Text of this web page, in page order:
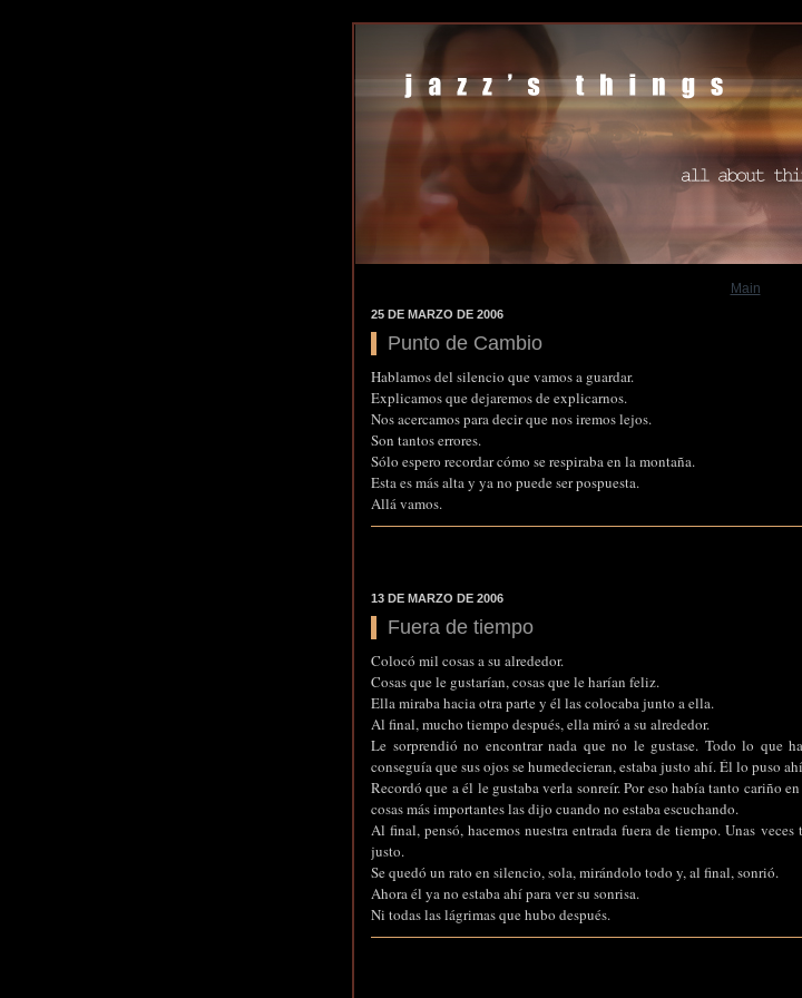
Main
25 DE MARZO DE 2006
Punto de Cambio
Hablamos del silencio que vamos a guardar.
Explicamos que dejaremos de explicarnos.
Nos acercamos para decir que nos iremos lejos.
Son tantos errores.
Sólo espero recordar cómo se respiraba en la montaña.
Esta es más alta y ya no puede ser pospuesta.
Allá vamos.
13 DE MARZO DE 2006
Fuera de tiempo
Colocó mil cosas a su alrededor.
Cosas que le gustarían, cosas que le harían feliz.
Ella miraba hacia otra parte y él las colocaba junto a ella.
Al final, mucho tiempo después, ella miró a su alrededor.
Le sorprendió no encontrar nada que no le gustase. Todo lo que
conseguía que sus ojos se humedecieran, estaba justo ahí. Él lo puso
Recordó que a él le gustaba verla sonreír. Por eso había tanto cariño
cosas más importantes las dijo cuando no estaba escuchando.
Al final, pensó, hacemos nuestra entrada fuera de tiempo. Unas
justo.
Se quedó un rato en silencio, sola, mirándolo todo y, al final, sonrió.
Ahora él ya no estaba ahí para ver su sonrisa.
Ni todas las lágrimas que hubo después.